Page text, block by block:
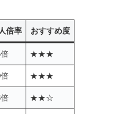
倍率 おすすめ度
★★★
★★★
★★☆